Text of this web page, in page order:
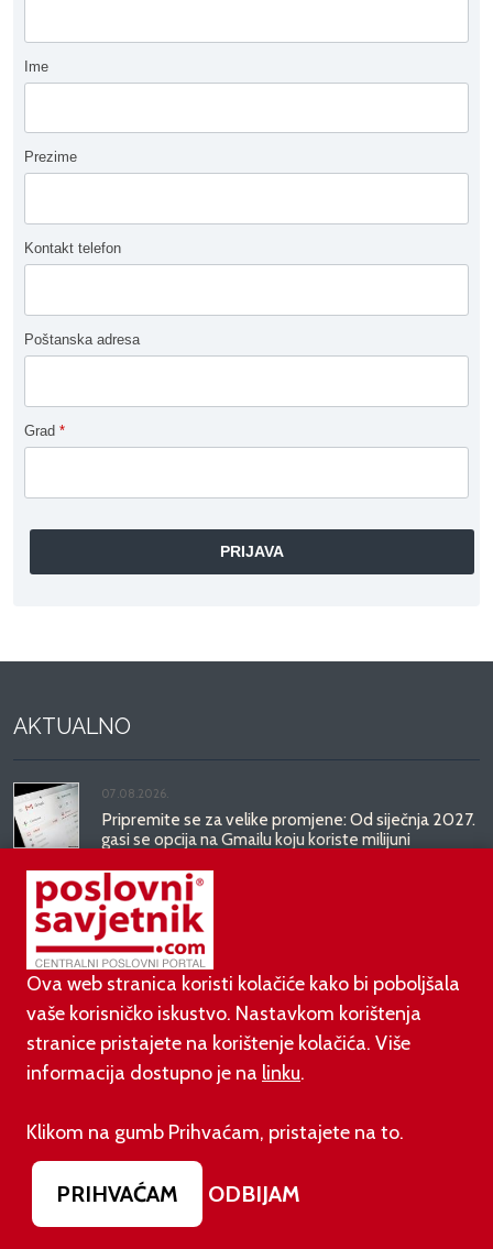
Ime
Prezime
Kontakt telefon
Poštanska adresa
Grad *
AKTUALNO
07.08.2026.
Pripremite se za velike promjene: Od siječnja 2027.
gasi se opcija na Gmailu koju koriste milijuni
07.08.2026.
Prije dva dana EU je uveo nova pravila za sve koji
rade AI sadržaj: kazne su velike!
03.08.2026.
Otvoren jedan od najvećih family hotela na
srednjem Jadranu
01.08.2026.
Ova web stranica koristi kolačiće kako bi poboljšala
vaše korisničko iskustvo. Nastavkom korištenja
stranice pristajete na korištenje kolačića. Više
informacija dostupno je na linku.
Klikom na gumb Prihvaćam, pristajete na to.
PRIHVAĆAM ODBIJAM